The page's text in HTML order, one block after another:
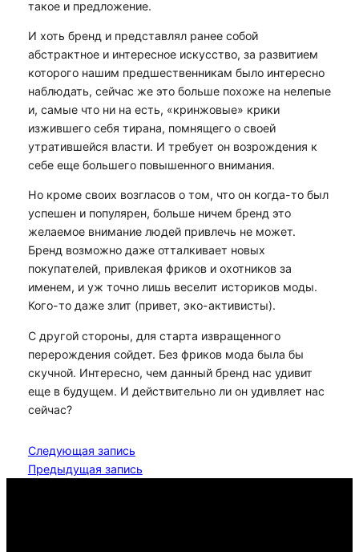
такое и предложение.
И хоть бренд и представлял ранее собой
абстрактное и интересное искусство, за развитием
которого нашим предшественникам было интересно
наблюдать, сейчас же это больше похоже на нелепые
и, самые что ни на есть, «кринжовые» крики
изжившего себя тирана, помнящего о своей
утратившейся власти. И требует он возрождения к
себе еще большего повышенного внимания.
Но кроме своих возгласов о том, что он когда-то был
успешен и популярен, больше ничем бренд это
желаемое внимание людей привлечь не может.
Бренд возможно даже отталкивает новых
покупателей, привлекая фриков и охотников за
именем, и уж точно лишь веселит историков моды.
Кого-то даже злит (привет, эко-активисты).
С другой стороны, для старта извращенного
перерождения сойдет. Без фриков мода была бы
скучной. Интересно, чем данный бренд нас удивит
еще в будущем. И действительно ли он удивляет нас
сейчас?
Следующая запись
Предыдущая запись